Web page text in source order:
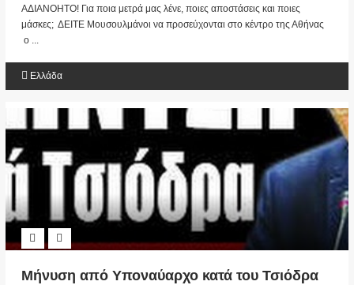
Μουσουλμάνοι να προσεύχονται στο κέντρο
της Αθήνας ο ένας δίπλα στον άλλον
AΔΙΑΝΟΗΤΟ! Για ποια μετρά μας λένε, ποιες αποστάσεις και ποιες
μάσκες; ΔΕΙΤΕ Μουσουλμάνοι να προσεύχονται στο κέντρο της Αθήνας
ο ...
Ελλάδα
Μήνυση από Υποναύαρχο κατά του Τσιόδρα